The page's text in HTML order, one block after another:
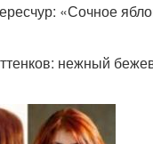
«Сочное
нежный